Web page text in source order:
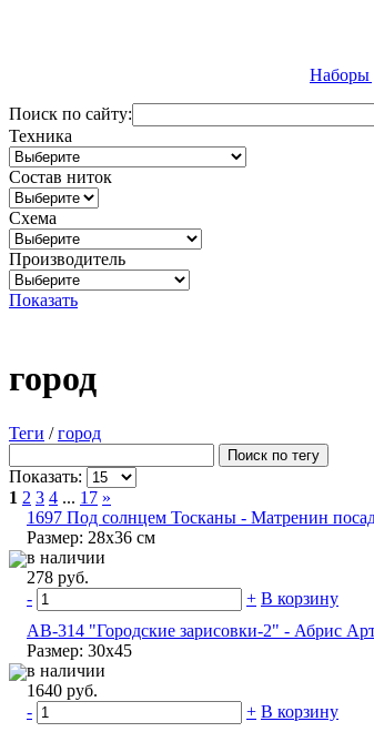
Наборы
Поиск по сайту:
Техника
Состав ниток
Схема
Производитель
Показать
город
Теги /город
Показать:
1 2 3 4 ... 17 »
1697 Под солнцем Тосканы - Матренин
Размер: 28х36 см
в наличии
278 руб.
-
+ В корзину
АВ-314 "Городские зарисовки-2" - Абрис
Размер: 30х45
в наличии
1640 руб.
-
+ В корзину